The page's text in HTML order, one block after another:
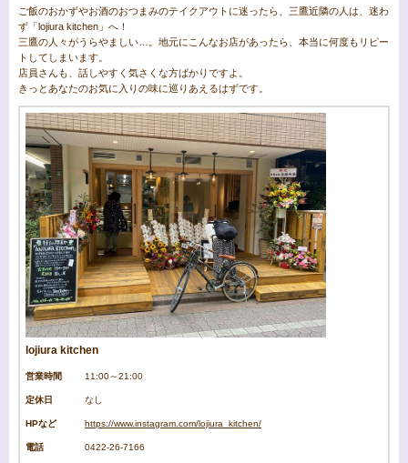
ご飯のおかずやお酒のおつまみのテイクアウトに迷ったら、三鷹近隣の人は、迷わ
ず「lojiura kitchen」へ！
三鷹の人々がうらやましい…。地元にこんなお店があったら、本当に何度もリピー
トしてしまいます。
店員さんも、話しやすく気さくな方ばかりですよ。
きっとあなたのお気に入りの味に巡りあえるはずです。
lojiura kitchen
営業時間 11:00～21:00
定休日 なし
HPなど https://www.instagram.com/lojiura_kitchen/
電話 0422-26-7166